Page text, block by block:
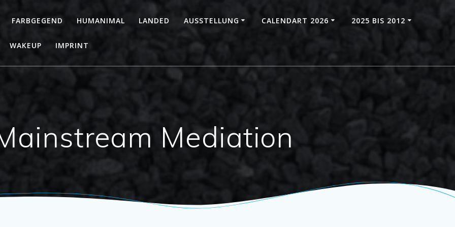
FARBGEGEND HUMANIMAL LANDED AUSSTELLUNG CALENDART 2026 2025 BIS 2012
WAKEUP IMPRINT
Mediation